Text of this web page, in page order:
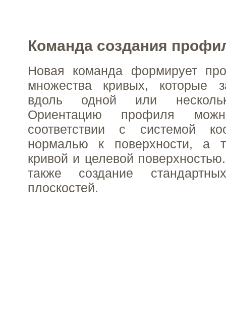
Команда создания
Новая команда формирует
множества кривых, которые
вдоль одной или
Ориентацию профиля
соответствии с системой
нормалью к поверхности, а
кривой и целевой
также создание
плоскостей.